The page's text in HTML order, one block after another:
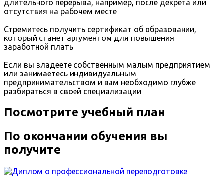
длительного перерыва, например, после декрета или
отсутствия на рабочем месте
Стремитесь получить сертификат об образовании,
который станет аргументом для повышения
заработной платы
Если вы владеете собственным малым предприятием
или занимаетесь индивидуальным
предпринимательством и вам необходимо глубже
разбираться в своей специализации
Посмотрите учебный план
По окончании обучения вы
получите